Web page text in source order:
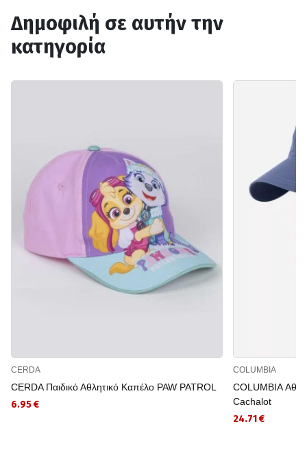
Δημοφιλή σε αυτήν την
κατηγορία
CERDA
CERDA Παιδικό Αθλητικό Καπέλο PAW PATROL
6.95 €
COLUMBIA
COLUMBIA
Cachalot
24.71 €